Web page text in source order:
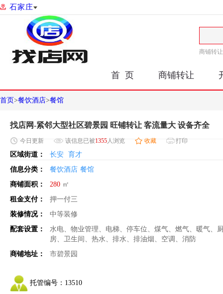
石家庄
商铺转让
首 页 商铺转让
首页>餐饮酒店>餐馆
找店网-紧邻大型社区碧景园 旺铺转让 客流量大 设备齐全
今日 更新 该信息已被1355人浏览 收藏 打印
区域街道： 长安 育才
信息分类：
餐饮酒店 餐馆
商铺面积：
280 ㎡
租金支付：
押一付三
装修情况：
中等装修
配套设置：
水电、物业管理、电梯、停车位、煤气、燃气、暖气、
房、卫生间、热水、排水、排油烟、空调、消防
商铺地址：
市碧景园
托管编号： 13510